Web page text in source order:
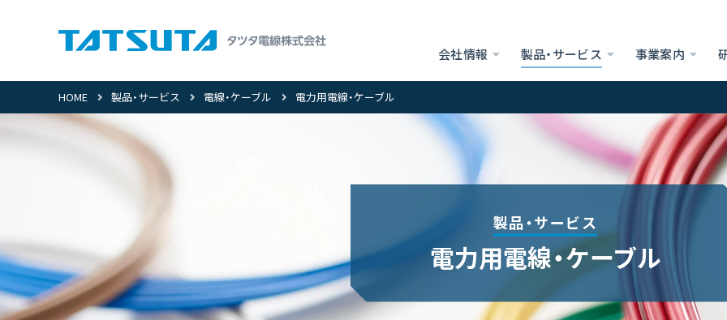
会社情報 製品・サービス 事業案内
HOME 製品・サービス 電線・ケーブル 電力用電線・ケーブル
製品・サービス
電力用電線・ケーブル